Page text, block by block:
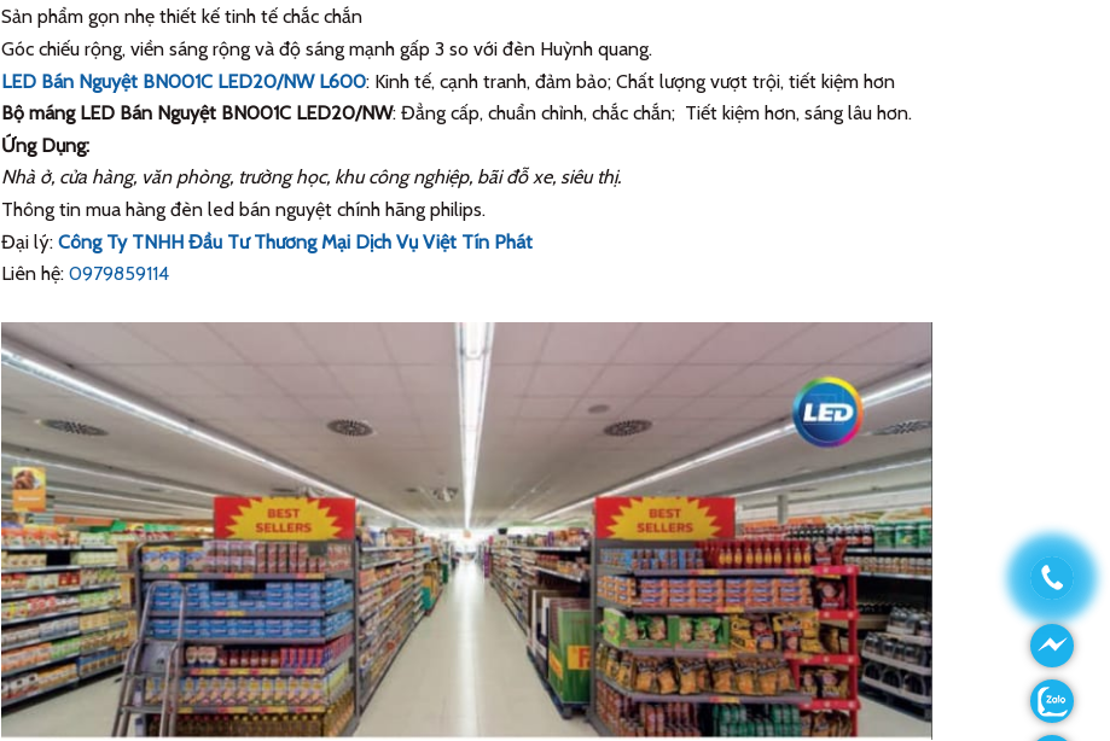
Sản phẩm gọn nhẹ thiết kế tinh tế chắc chắn
Góc chiếu rộng, viền sáng rộng và độ sáng mạnh gấp 3 so với đèn Huỳnh quang.
LED Bán Nguyệt BN001C LED20/NW L600: Kinh tế, cạnh tranh, đảm bảo; Chất lượng vượt trội, tiết kiệm hơn
Bộ máng LED Bán Nguyệt BN001C LED20/NW: Đẳng cấp, chuẩn chỉnh, chắc chắn; Tiết kiệm hơn, sáng lâu hơn.
Ứng Dụng:
Nhà ở, cửa hàng, văn phòng, trường học, khu công nghiệp, bãi đỗ xe, siêu thị.
Thông tin mua hàng đèn led bán nguyệt chính hãng philips.
Đại lý: Công Ty TNHH Đầu Tư Thương Mại Dịch Vụ Việt Tín Phát
Liên hệ: 0979859114